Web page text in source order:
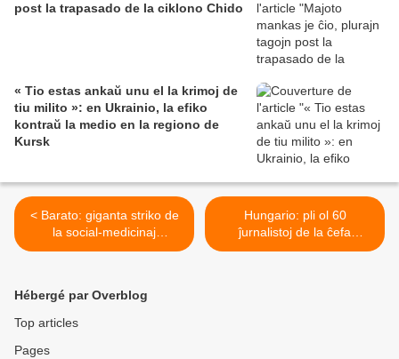
post la trapasado de la ciklono Chido
« Tio estas ankaŭ unu el la krimoj de
tiu milito »: en Ukrainio, la efiko
kontraŭ la medio en la regiono de
Kursk
< Barato: giganta striko de
la social-medicinaj
laboristinoj en Karnatako
Hungario: pli ol 60
ĵurnalistoj de la ĉefa
sendependa informretejo
Hébergé par Overblog
Top articles
Pages